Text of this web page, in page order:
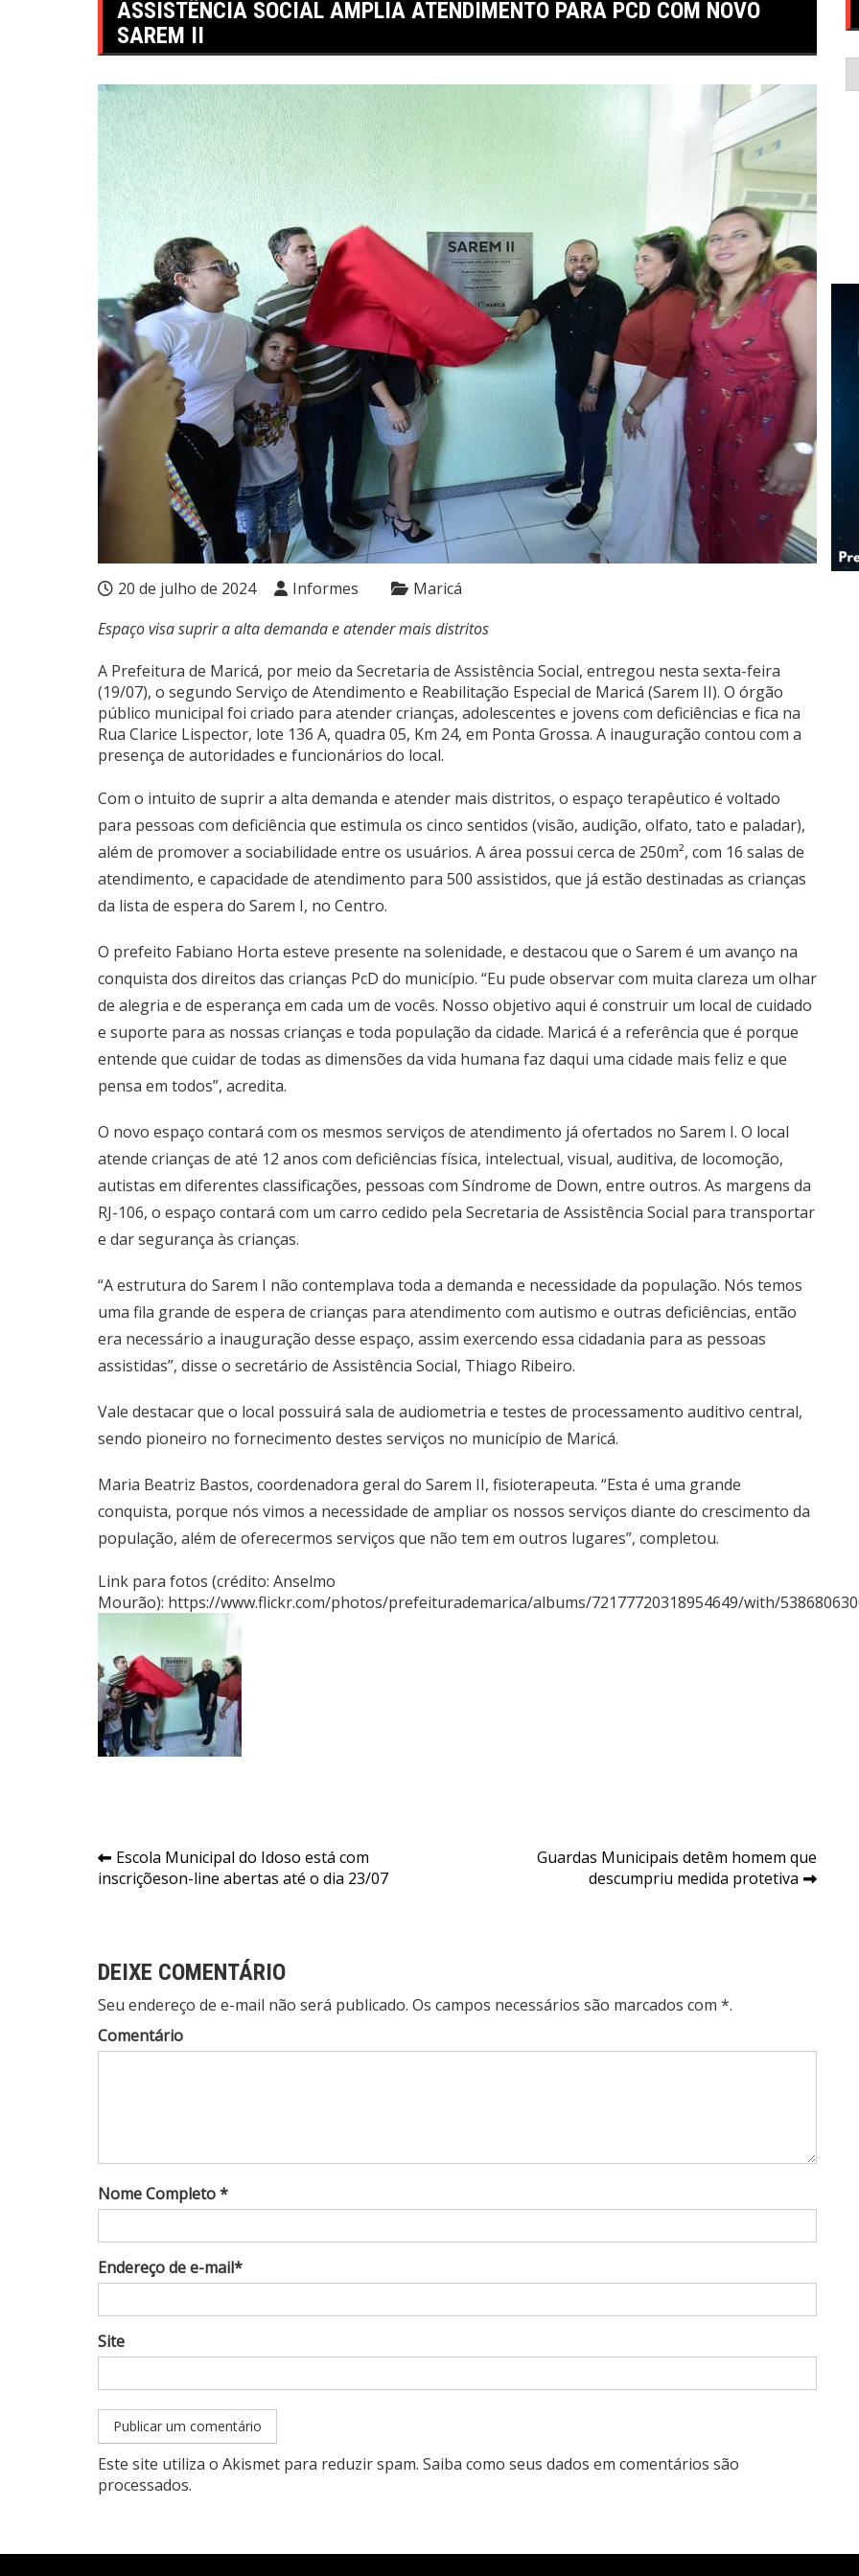
ASSISTÊNCIA SOCIAL AMPLIA ATENDIMENTO PARA PCD COM NOVO
SAREM II
20 de julho de 2024 Informes
Maricá
Espaço visa suprir a alta demanda e atender mais distritos
A Prefeitura de Maricá, por meio da Secretaria de Assistência Social, entregou nesta sexta-feira
(19/07), o segundo Serviço de Atendimento e Reabilitação Especial de Maricá (Sarem II). O órgão
público municipal foi criado para atender crianças, adolescentes e jovens com deficiências e fica na
Rua Clarice Lispector, lote 136 A, quadra 05, Km 24, em Ponta Grossa. A inauguração contou com a
presença de autoridades e funcionários do local.
Com o intuito de suprir a alta demanda e atender mais distritos, o espaço terapêutico é voltado
para pessoas com deficiência que estimula os cinco sentidos (visão, audição, olfato, tato e paladar),
além de promover a sociabilidade entre os usuários. A área possui cerca de 250m², com 16 salas de
atendimento, e capacidade de atendimento para 500 assistidos, que já estão destinadas as crianças
da lista de espera do Sarem I, no Centro.
O prefeito Fabiano Horta esteve presente na solenidade, e destacou que o Sarem é um avanço na
conquista dos direitos das crianças PcD do município. “Eu pude observar com muita clareza um olhar
de alegria e de esperança em cada um de vocês. Nosso objetivo aqui é construir um local de cuidado
e suporte para as nossas crianças e toda população da cidade. Maricá é a referência que é porque
entende que cuidar de todas as dimensões da vida humana faz daqui uma cidade mais feliz e que
pensa em todos”, acredita.
O novo espaço contará com os mesmos serviços de atendimento já ofertados no Sarem I. O local
atende crianças de até 12 anos com deficiências física, intelectual, visual, auditiva, de locomoção,
autistas em diferentes classificações, pessoas com Síndrome de Down, entre outros. As margens da
RJ-106, o espaço contará com um carro cedido pela Secretaria de Assistência Social para transportar
e dar segurança às crianças.
“A estrutura do Sarem I não contemplava toda a demanda e necessidade da população. Nós temos
uma fila grande de espera de crianças para atendimento com autismo e outras deficiências, então
era necessário a inauguração desse espaço, assim exercendo essa cidadania para as pessoas
assistidas”, disse o secretário de Assistência Social, Thiago Ribeiro.
Vale destacar que o local possuirá sala de audiometria e testes de processamento auditivo central,
sendo pioneiro no fornecimento destes serviços no município de Maricá.
Maria Beatriz Bastos, coordenadora geral do Sarem II, fisioterapeuta. “Esta é uma grande
conquista, porque nós vimos a necessidade de ampliar os nossos serviços diante do crescimento da
população, além de oferecermos serviços que não tem em outros lugares”, completou.
Link para fotos (crédito: Anselmo
Mourão): https://www.flickr.com/photos/prefeiturademarica/albums/72177720318954649/with/
Navegação
de
Escola Municipal do Idoso está com
inscriçõeson-line abertas até o dia 23/07
Guardas Municipais detêm homem que
descumpriu medida protetiva
DEIXE COMENTÁRIO
Seu endereço de e-mail não será publicado. Os campos necessários são marcados com *.
Comentário
Nome Completo *
Endereço de e-mail*
Site
Este site utiliza o Akismet para reduzir spam. Saiba como seus dados em comentários são
processados.